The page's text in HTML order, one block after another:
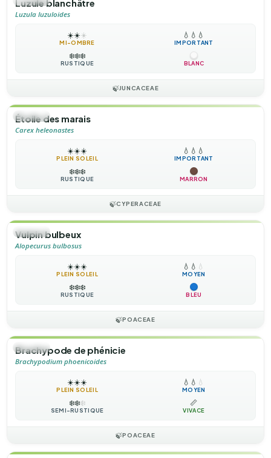
Luzule blanchâtre
Luzula luzuloides
☀️☀️☀️
MI-OMBRE
💧 💧 💧
IMPORTANT
❄️❄️❄️
RUSTIQUE BLANC
🍃JUNCACEAE
🌿HERBE
Étoile des marais
Carex heleonastes
☀️☀️☀️
PLEIN SOLEIL
💧 💧 💧
IMPORTANT
❄️❄️❄️
RUSTIQUE MARRON
🍃CYPERACEAE
🌿HERBE
Vulpin bulbeux
Alopecurus bulbosus
☀️☀️☀️
PLEIN SOLEIL
💧 💧 💧
MOYEN
❄️❄️❄️
RUSTIQUE BLEU
🍃POACEAE
🌿HERBE
Brachypode de phénicie
Brachypodium phoenicoides
☀️☀️☀️
PLEIN SOLEIL
💧 💧 💧
MOYEN
❄️❄️❄️
SEMI-RUSTIQUE
📏
VIVACE
🍃POACEAE